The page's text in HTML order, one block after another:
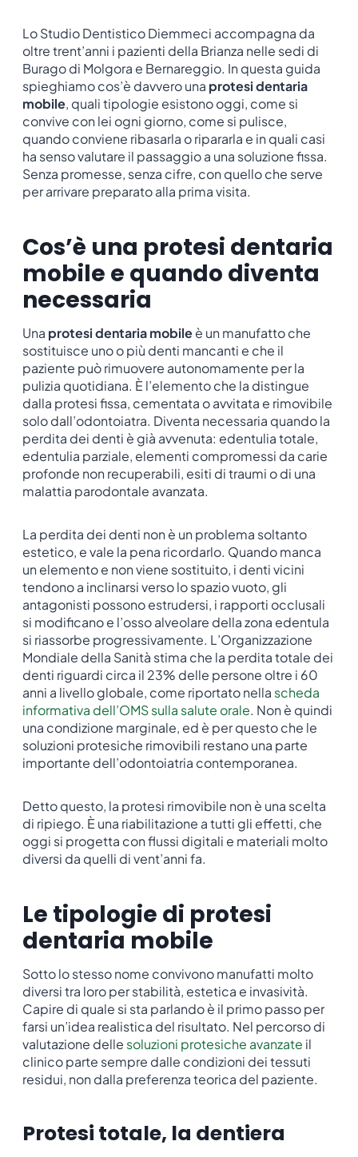
Lo Studio Dentistico Diemmeci accompagna da
oltre trent’anni i pazienti della Brianza nelle sedi di
Burago di Molgora e Bernareggio. In questa guida
spieghiamo cos’è davvero una protesi dentaria
mobile, quali tipologie esistono oggi, come si
convive con lei ogni giorno, come si pulisce,
quando conviene ribasarla o ripararla e in quali casi
ha senso valutare il passaggio a una soluzione fissa.
Senza promesse, senza cifre, con quello che serve
per arrivare preparato alla prima visita.
Cos’è una protesi dentaria
mobile e quando diventa
necessaria
Una protesi dentaria mobileè un manufatto che
sostituisce uno o più denti mancanti e che il
paziente può rimuovere autonomamente per la
pulizia quotidiana. È l’elemento che la distingue
dalla protesi fissa, cementata o avvitata e rimovibile
solo dall’odontoiatra. Diventa necessaria quando la
perdita dei denti è già avvenuta: edentulia totale,
edentulia parziale, elementi compromessi da carie
profonde non recuperabili, esiti di traumi o di una
malattia parodontale avanzata.
La perdita dei denti non è un problema soltanto
estetico, e vale la pena ricordarlo. Quando manca
un elemento e non viene sostituito, i denti vicini
tendono a inclinarsi verso lo spazio vuoto, gli
antagonisti possono estrudersi, i rapporti occlusali
si modificano e l’osso alveolare della zona edentula
si riassorbe progressivamente. L’Organizzazione
Mondiale della Sanità stima che la perdita totale dei
denti riguardi circa il 23% delle persone oltre i 60
anni a livello globale, come riportato nella scheda
informativa dell’OMS sulla salute orale. Non è quindi
una condizione marginale, ed è per questo che le
soluzioni protesiche rimovibili restano una parte
importante dell’odontoiatria contemporanea.
Detto questo, la protesi rimovibile non è una scelta
di ripiego. È una riabilitazione a tutti gli effetti, che
oggi si progetta con flussi digitali e materiali molto
diversi da quelli di vent’anni fa.
Le tipologie di protesi
dentaria mobile
Sotto lo stesso nome convivono manufatti molto
diversi tra loro per stabilità, estetica e invasività.
Capire di quale si sta parlando è il primo passo per
farsi un’idea realistica del risultato. Nel percorso di
valutazione delle soluzioni protesiche avanzate il
clinico parte sempre dalle condizioni dei tessuti
residui, non dalla preferenza teorica del paziente.
Protesi totale, la dentiera